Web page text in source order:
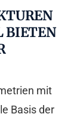
BIETEN
mit
Basis der